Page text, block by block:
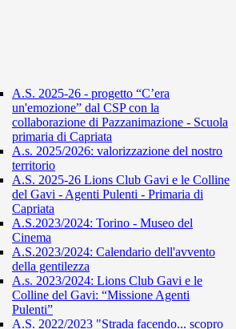
A.S. 2025-26 - progetto “C’era
un'emozione” dal CSP con la
collaborazione di Pazzanimazione - Scuola
primaria di Capriata
A.s. 2025/2026: valorizzazione del nostro
territorio
A.S. 2025-26 Lions Club Gavi e le Colline
del Gavi - Agenti Pulenti - Primaria di
Capriata
A.S.2023/2024: Torino - Museo del
Cinema
A.S.2023/2024: Calendario dell'avvento
della gentilezza
A.s. 2023/2024: Lions Club Gavi e le
Colline del Gavi: “Missione Agenti
Pulenti”
A.S. 2022/2023 "Strada facendo... scopro